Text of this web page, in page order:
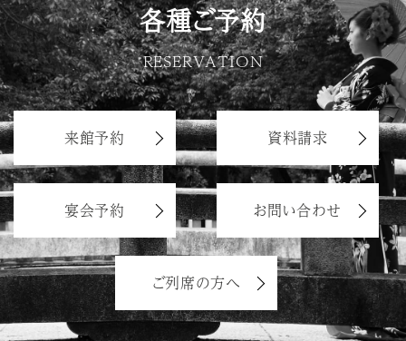
各種ご予約
RESERVATION
来館予約 資料請求
宴会予約 お問い合わせ
ご列席の方へ